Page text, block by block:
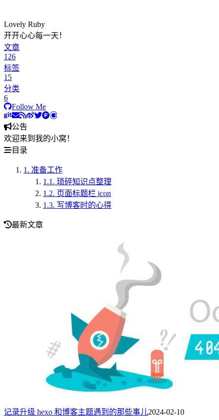
Lovely Ruby
开开心心每一天！
文章
126
标签
15
分类
6
Follow Me
公告
欢迎来到我的小窝！
目录
1. 准备工作
1.1. 琐碎知识点整理
1.2. 页面标题栏 icon
1.3. 写博客时的心得
最新文章
记录升级 hexo 和博客主题遇到的那些事儿2024-02-10